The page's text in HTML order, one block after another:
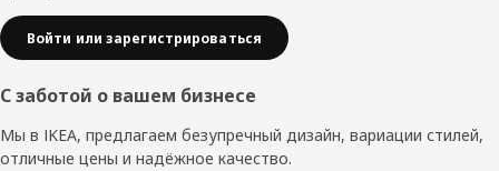
Войти или зарегистрироваться
С заботой о вашем бизнесе
Мы в IKEA, предлагаем безупречный дизайн, вариации стилей,
отличные цены и надёжное качество.